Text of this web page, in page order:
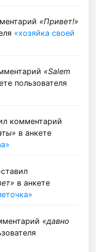
«Привет!»
«хозяйка своей
«Salem
пользователя
комментарий
в анкете
в анкете
«давно